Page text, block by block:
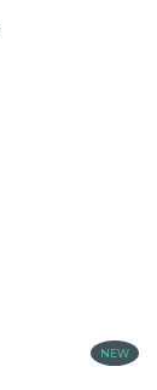
NEW